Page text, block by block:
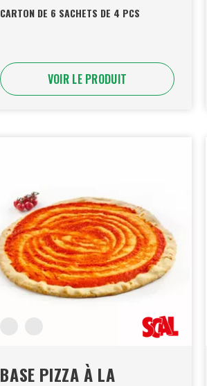
CARTON DE 6 SACHETS DE 4 PCS
VOIR LE PRODUIT
BASE PIZZA À LA